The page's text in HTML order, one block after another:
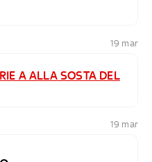
19 mar
A ALLA SOSTA DEL
19 mar